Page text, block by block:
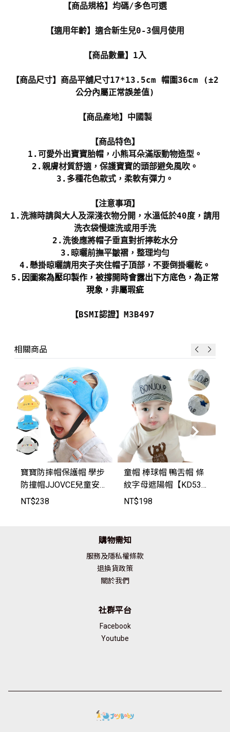
【商品規格】均碼/多色可選
【適用年齡】適合新生兒0-3個月使用
【商品數量】1入
【商品尺寸】商品平舖尺寸17*13.5cm 帽圍36cm (±2
公分內屬正常誤差值)
【商品產地】中國製
【商品特色】
1.可愛外出寶寶胎帽，小熊耳朵滿版動物造型。
2.親膚材質舒適，保護寶寶的頭部避免風吹。
3.多種花色款式，柔軟有彈力。
【注意事項】
1.洗滌時請與大人及深淺衣物分開，水溫低於40度，請用
洗衣袋慢速洗或用手洗
2.洗後應將帽子垂直對折擰乾水分
3.晾曬前撫平皺褶，整理均勻
4.懸掛晾曬請用夾子夾住帽子頂部，不要倒掛曬乾。
5. 因圖案為壓印製作，被撐開時會露出下方底色，為正常
現象，非屬瑕疵
【BSMI認證】M3B497
寶寶防摔帽保護帽 學步
防撞帽JJOVCE兒童安
全頭盔護頭帽【JJO95
NT$238
童帽 棒球帽 鴨舌帽 條
紋字母遮陽帽【KD536
3】JoyBaby
NT$198
相關商品
購物需知
服務及隱私權條款
退換貨政策
關於我們
社群平台
Facebook
Youtube